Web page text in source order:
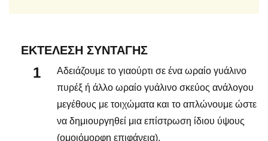
ΕΚΤΈΛΕΣΗ ΣΥΝΤΑΓΉΣ
Αδειάζουμε το γιαούρτι σε ένα ωραίο γυάλινο
πυρέξ ή άλλο ωραίο γυάλινο σκεύος ανάλογου
μεγέθους με τοιχώματα και το απλώνουμε ώστε
να δημιουργηθεί μια επίστρωση ίδιου ύψους
(ομοιόμορφη επιφάνεια).